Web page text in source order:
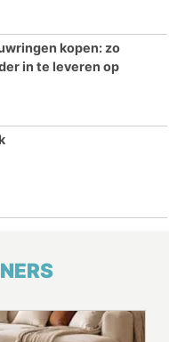
kopen: zo
in te leveren op